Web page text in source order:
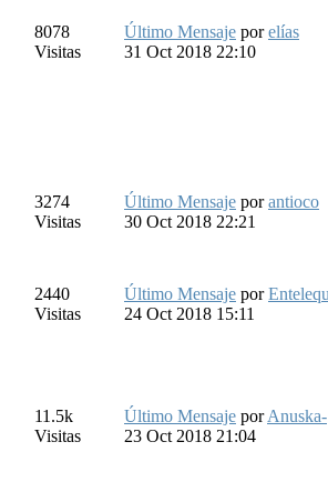
8078
Visitas
Último Mensaje porelías
31 Oct 2018 22:10
3274
Visitas
Último Mensaje porantioco
30 Oct 2018 22:21
2440
Visitas
Último Mensaje por
24 Oct 2018 15:11
11.5k
Visitas
Último Mensaje porAnuska-
23 Oct 2018 21:04